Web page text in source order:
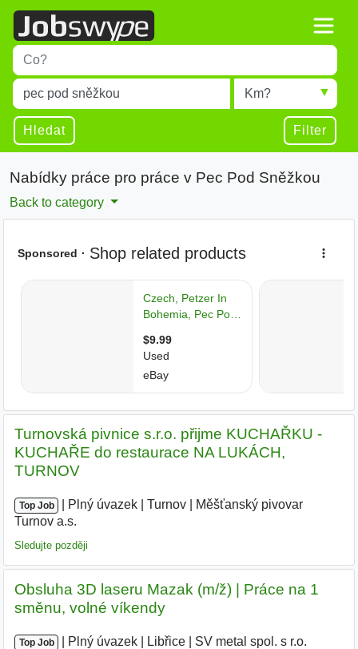
Title
Type 1 or more characters for results.
Místo
Type 1 or more characters for results.
Radius
Hledat Filter
Nabídky práce pro práce v Pec Pod Sněžkou
Back to category
Turnovská pivnice s.r.o. přijme KUCHAŘKU -
KUCHAŘE do restaurace NA LUKÁCH,
TURNOV
Top Job Plný úvazek Turnov
Měšťanský pivovar
Turnov a.s.
Sledujte později
Obsluha 3D laseru Mazak (m/ž) | Práce na 1
směnu, volné víkendy
Top Job Plný úvazek Libřice SV metal spol. s r.o.